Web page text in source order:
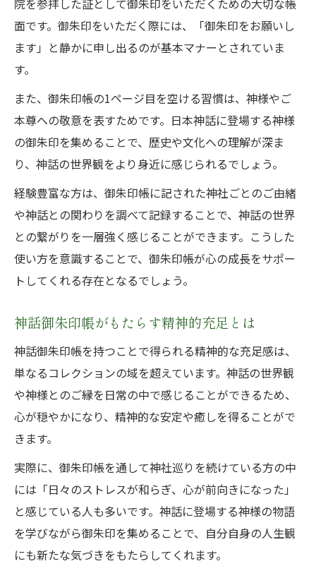
院を参拝した証として御朱印をいただくための大切な帳
面です。御朱印をいただく際には、「御朱印をお願いし
ます」と静かに申し出るのが基本マナーとされていま
す。
また、御朱印帳の1ページ目を空ける習慣は、神様やご
本尊への敬意を表すためです。日本神話に登場する神様
の御朱印を集めることで、歴史や文化への理解が深ま
り、神話の世界観をより身近に感じられるでしょう。
経験豊富な方は、御朱印帳に記された神社ごとのご由緒
や神話との関わりを調べて記録することで、神話の世界
との繋がりを一層強く感じることができます。こうした
使い方を意識することで、御朱印帳が心の成長をサポー
トしてくれる存在となるでしょう。
神話御朱印帳がもたらす精神的充足とは
神話御朱印帳を持つことで得られる精神的な充足感は、
単なるコレクションの域を超えています。神話の世界観
や神様とのご縁を日常の中で感じることができるため、
心が穏やかになり、精神的な安定や癒しを得ることがで
きます。
実際に、御朱印帳を通して神社巡りを続けている方の中
には「日々のストレスが和らぎ、心が前向きになった」
と感じている人も多いです。神話に登場する神様の物語
を学びながら御朱印を集めることで、自分自身の人生観
にも新たな気づきをもたらしてくれます。